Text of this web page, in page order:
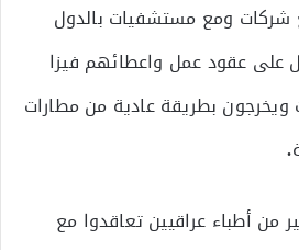
شركات ومع مستشفيات بالدول
على عقود عمل واعطائهم فيزا
بطريقة عادية من مطارات
.
من أطباء عراقيين تعاقدوا مع